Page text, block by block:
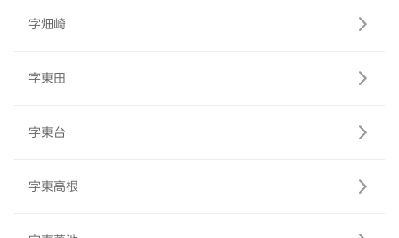
字畑崎
字東田
字東台
字東高根